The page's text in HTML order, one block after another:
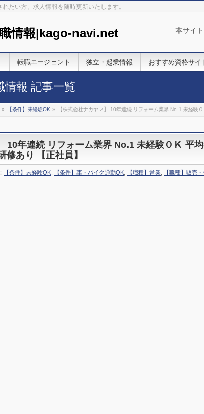
たい方。求人情報を随時更新いたします。
本サイ
転職エージェント 独立・起業情報 おすすめ資格サイ
情報 記事一覧
» 【条件】未経験OK » 【株式会社ナカヤマ】 10年連続 リフォーム業界 No.1 未経験
10年連続 リフォーム業界 No.1 未経験ＯＫ 平
修あり 【正社員】
【条件】未経験OK 【条件】車・バイク通勤OK 【職種】営業
【職種】販売・